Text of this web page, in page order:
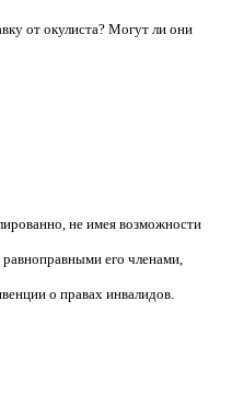
от окулиста? Могут ли они
не имея возможности
его членами,
о правах инвалидов.